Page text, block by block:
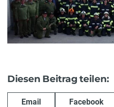
Diesen Beitrag teilen:
Email Facebook